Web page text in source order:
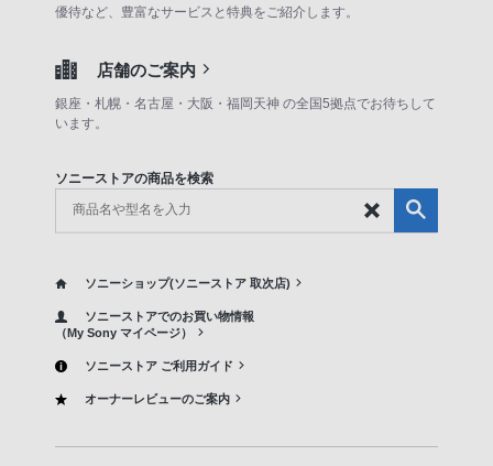
優待など、豊富なサービスと特典をご紹介します。
店舗のご案内
銀座・札幌・名古屋・大阪・福岡天神 の全国5拠点でお待ちして
います。
ソニーストアの商品を検索
ソニーショップ(ソニーストア 取次店)
ソニーストアでのお買い物情報
（My Sony マイページ）
ソニーストア ご利用ガイド
オーナーレビューのご案内